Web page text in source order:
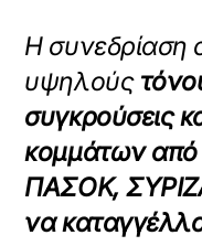
Η συνεδρίαση
υψηλούς
συγκρούσεις
κομμάτων από
ΠΑΣΟΚ,
να